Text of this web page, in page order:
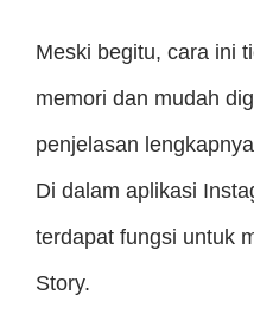
Meski begitu, cara ini
memori dan mudah
penjelasan
Di dalam aplikasi
terdapat fungsi untuk
Story.